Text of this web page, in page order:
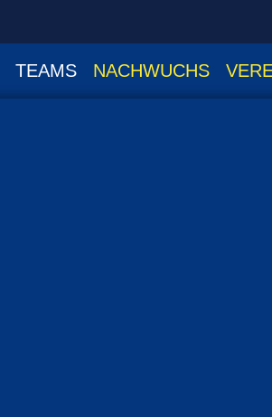
TEAMS NACHWUCHS